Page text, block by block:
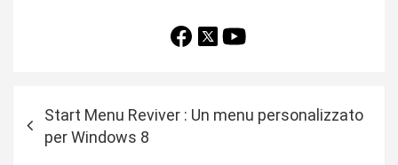
Start Menu Reviver : Un menu personalizzato
per Windows 8